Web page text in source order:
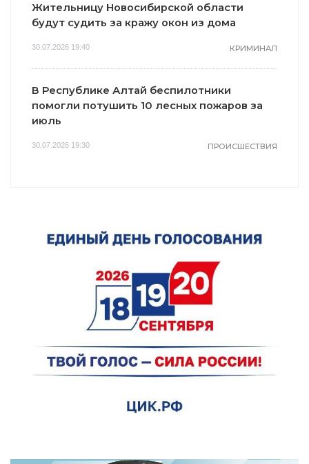
Жительницу Новосибирской области
будут судить за кражу окон из дома
30.07.2026 19:40 КРИМИНАЛ
В Республике Алтай беспилотники
помогли потушить 10 лесных пожаров за
июль
30.07.2026 19:30 ПРОИСШЕСТВИЯ